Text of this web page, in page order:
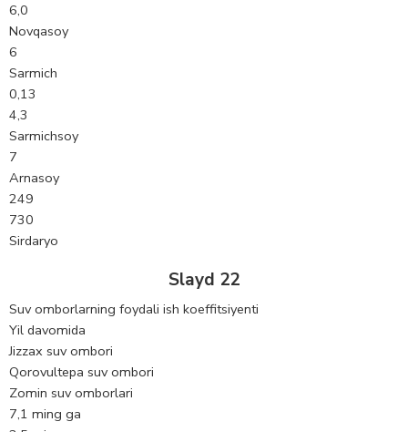
6,0
Novqasoy
6
Sarmich
0,13
4,3
Sarmichsoy
7
Arnasoy
249
730
Sirdaryo
Slayd 22
Suv omborlarning foydali ish koeffitsiyenti
Yil davomida
Jizzax suv ombori
Qorovultepa suv ombori
Zomin suv omborlari
7,1 ming ga